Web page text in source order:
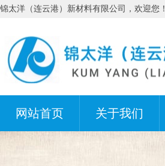
锦太洋（连云港）新材料有限公司，欢迎您！
网站首页 关于我们